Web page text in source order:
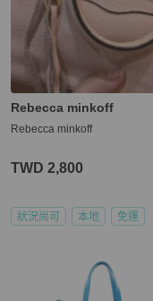
Rebecca minkoff
Rebecca minkoff
TWD 2,800
狀況尚可 本地 免運